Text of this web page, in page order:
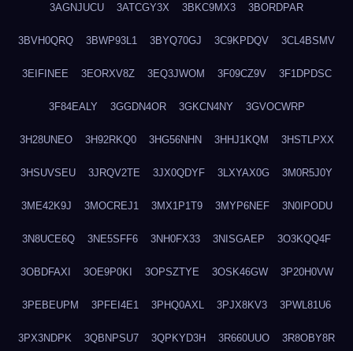
3AGNJUCU 3ATCGY3X 3BKC9MX3 3BORDPAR
3BVH0QRQ 3BWP93L1 3BYQ70GJ 3C9KPDQV 3CL4BSMV
3EIFINEE 3EORXV8Z 3EQ3JWOM 3F09CZ9V 3F1DPDSC
3F84EALY 3GGDN4OR 3GKCN4NY 3GVOCWRP
3H28UNEO 3H92RKQ0 3HG56NHN 3HHJ1KQM 3HSTLPXX
3HSUVSEU 3JRQV2TE 3JX0QDYF 3LXYAX0G 3M0R5J0Y
3ME42K9J 3MOCREJ1 3MX1P1T9 3MYP6NEF 3N0IPODU
3N8UCE6Q 3NE5SFF6 3NH0FX33 3NISGAEP 3O3KQQ4F
3OBDFAXI 3OE9P0KI 3OPSZTYE 3OSK46GW 3P20H0VW
3PEBEUPM 3PFEI4E1 3PHQ0AXL 3PJX8KV3 3PWL81U6
3PX3NDPK 3QBNPSU7 3QPKYD3H 3R660UUO 3R8OBY8R